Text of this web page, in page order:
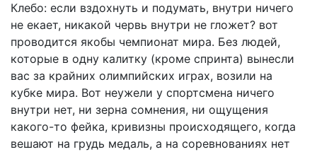
Клебо: если вздохнуть и подумать, внутри ничего
не екает, никакой червь внутри не гложет? вот
проводится якобы чемпионат мира. Без людей,
которые в одну калитку (кроме спринта) вынесли
вас за крайних олимпийских играх, возили на
кубке мира. Вот неужели у спортсмена ничего
внутри нет, ни зерна сомнения, ни ощущения
какого-то фейка, кривизны происходящего, когда
вешают на грудь медаль, а на соревнованиях нет